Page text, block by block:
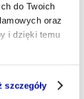
do Twoich
oraz
i dzięki temu
szczegóły